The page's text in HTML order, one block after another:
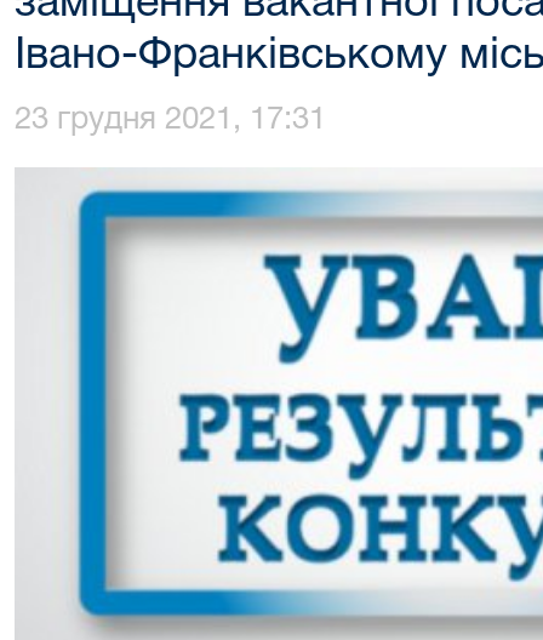
Івано-Франківському
23 грудня 2021, 17:31